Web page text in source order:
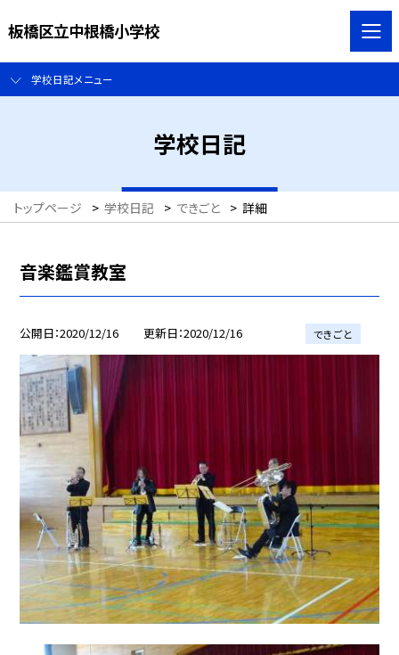
板橋区立中根橋小学校
学校日記メニュー
学校日記
トップページ > 学校日記 > できごと > 詳細
音楽鑑賞教室
公開日 2020/12/16 更新日 2020/12/16 できごと